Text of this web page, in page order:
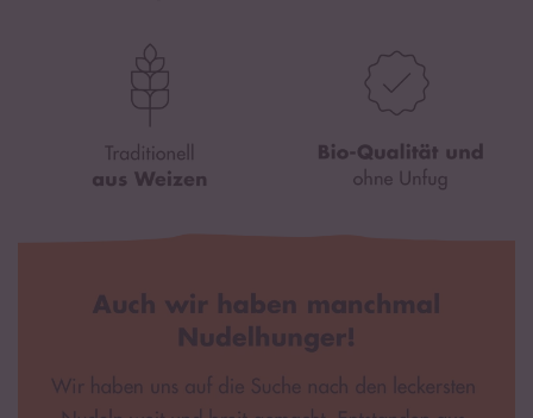
*aus kontrolliert biologischem Anbau mit der Kontrollnummer NL-
Unterschiede in der Farbgebung sind auf natürliche